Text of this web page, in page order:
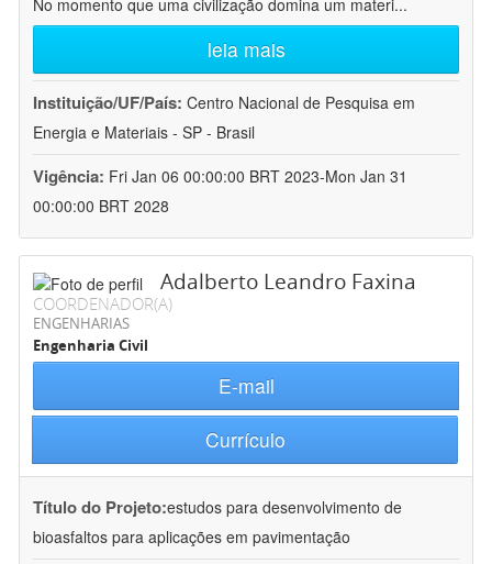
No momento que uma civilização domina um materi...
leia mais
Instituição/UF/País: Centro Nacional de Pesquisa em
Energia e Materiais - SP - Brasil
Vigência: Fri Jan 06 00:00:00 BRT 2023-Mon Jan 31
00:00:00 BRT 2028
Adalberto Leandro Faxina
COORDENADOR(A)
ENGENHARIAS
Engenharia Civil
E-mail
Currículo
Título do Projeto:estudos para desenvolvimento de
bioasfaltos para aplicações em pavimentação